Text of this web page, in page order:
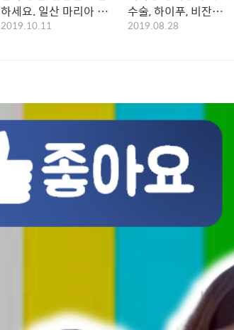
하세요. 일산 마리아 이
재호 원장님
2019.10.11
수술, 하이푸, 비잔
(Dienogest)
2019.08.28